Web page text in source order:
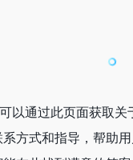
通过此页面获取关
方式和指导，帮助